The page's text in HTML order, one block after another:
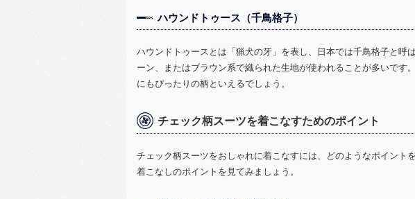
ハウンドトゥース（千鳥格子）
ハウンドトゥースとは「猟犬の牙」を表し、日本では千鳥格子と呼
ーン、またはブラウン系で織られた生地が使われることが多いです
にもぴったりの柄といえるでしょう。
チェック柄スーツを着こなすためのポイント
チェック柄スーツをおしゃれに着こなすには、どのようなポイント
着こなしのポイントを見てみましょう。